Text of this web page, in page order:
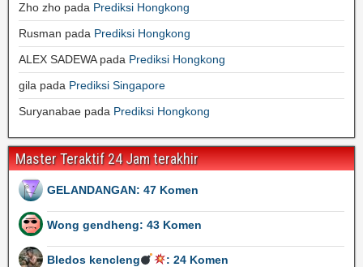
Zho zho pada Prediksi Hongkong
Rusman pada Prediksi Hongkong
ALEX SADEWApada Prediksi Hongkong
gila pada Prediksi Singapore
Suryanabae pada Prediksi Hongkong
Master Teraktif 24 Jam terakhir
GELANDANGAN: 47 Komen
Wong gendheng: 43 Komen
Bledos kencleng : 24 Komen